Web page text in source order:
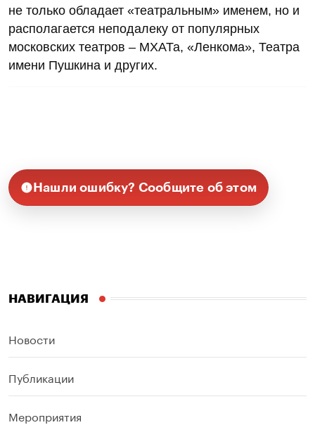
не только обладает «театральным» именем, но и
располагается неподалеку от популярных
московских театров – МХАТа, «Ленкома», Театра
имени Пушкина и других.
Нашли ошибку? Сообщите об этом
НАВИГАЦИЯ
Новости
Публикации
Мероприятия